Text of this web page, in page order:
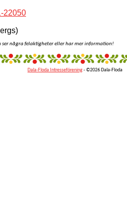
22050
ser några felaktigheter eller har mer information!
Dala-Floda Intresseförening- ©2026 Dala-Floda